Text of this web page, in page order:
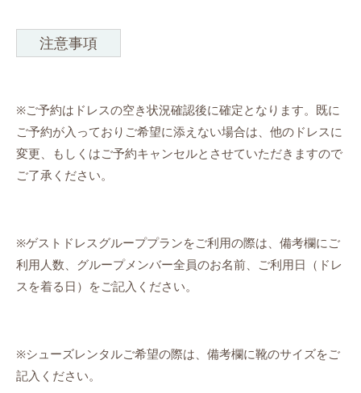
注意事項
※ご予約はドレスの空き状況確認後に確定となります。既に
ご予約が入っておりご希望に添えない場合は、他のドレスに
変更、もしくはご予約キャンセルとさせていただきますので
ご了承ください。
※ゲストドレスグループプランをご利用の際は、備考欄にご
利用人数、グループメンバー全員のお名前、ご利用日（ドレ
スを着る日）をご記入ください。
※シューズレンタルご希望の際は、備考欄に靴のサイズをご
記入ください。